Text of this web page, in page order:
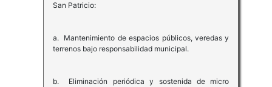
San Patricio:
a. Mantenimiento de espacios públicos, veredas y
terrenos bajo responsabilidad municipal.
b. Eliminación periódica y sostenida de micro